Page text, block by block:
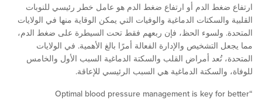
الدم أو ارتفاع ضغط الدم هو عامل خطر رئيسي للنوبات
الدماغية والوفيات التي يمكن الوقاية منها في الولايات
ولسوء الحظ، فإن ربعهم فقط تحت السيطرة على ضغط الدم،
والإدارة الفعالة أمرًا بالغ الأهمية. في الولايات
تُعد أمراض القلب والسكتة الدماغية السبب الأول والخامس
الدماغية هي السبب الرئيسي للإعاقة.
“Optimal blood pressure management is key